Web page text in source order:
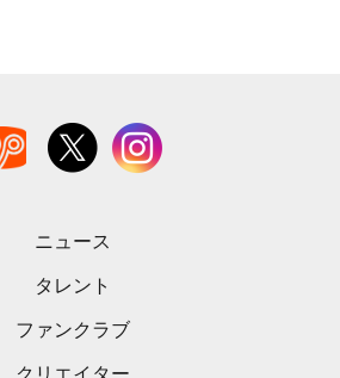
ニュース
タレント
ファンクラブ
クリエイター